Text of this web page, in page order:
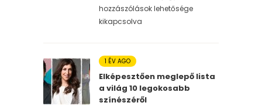
hozzászólások lehetősége
kikapcsolva
1 ÉV AGO
Elképesztően meglepő lista
a világ 10 legokosabb
színészéről